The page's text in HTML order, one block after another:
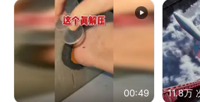
00:49 11.8万